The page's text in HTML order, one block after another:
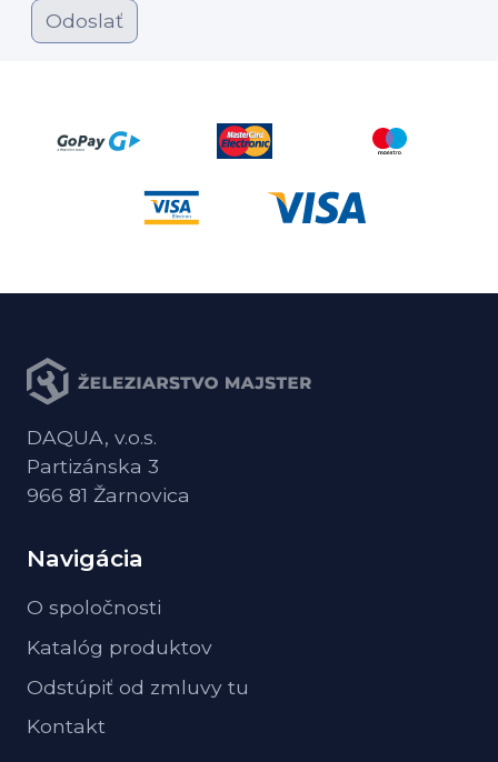
Odoslať
DAQUA, v.o.s.
Partizánska 3
966 81 Žarnovica
Navigácia
O spoločnosti
Katalóg produktov
Odstúpiť od zmluvy tu
Kontakt